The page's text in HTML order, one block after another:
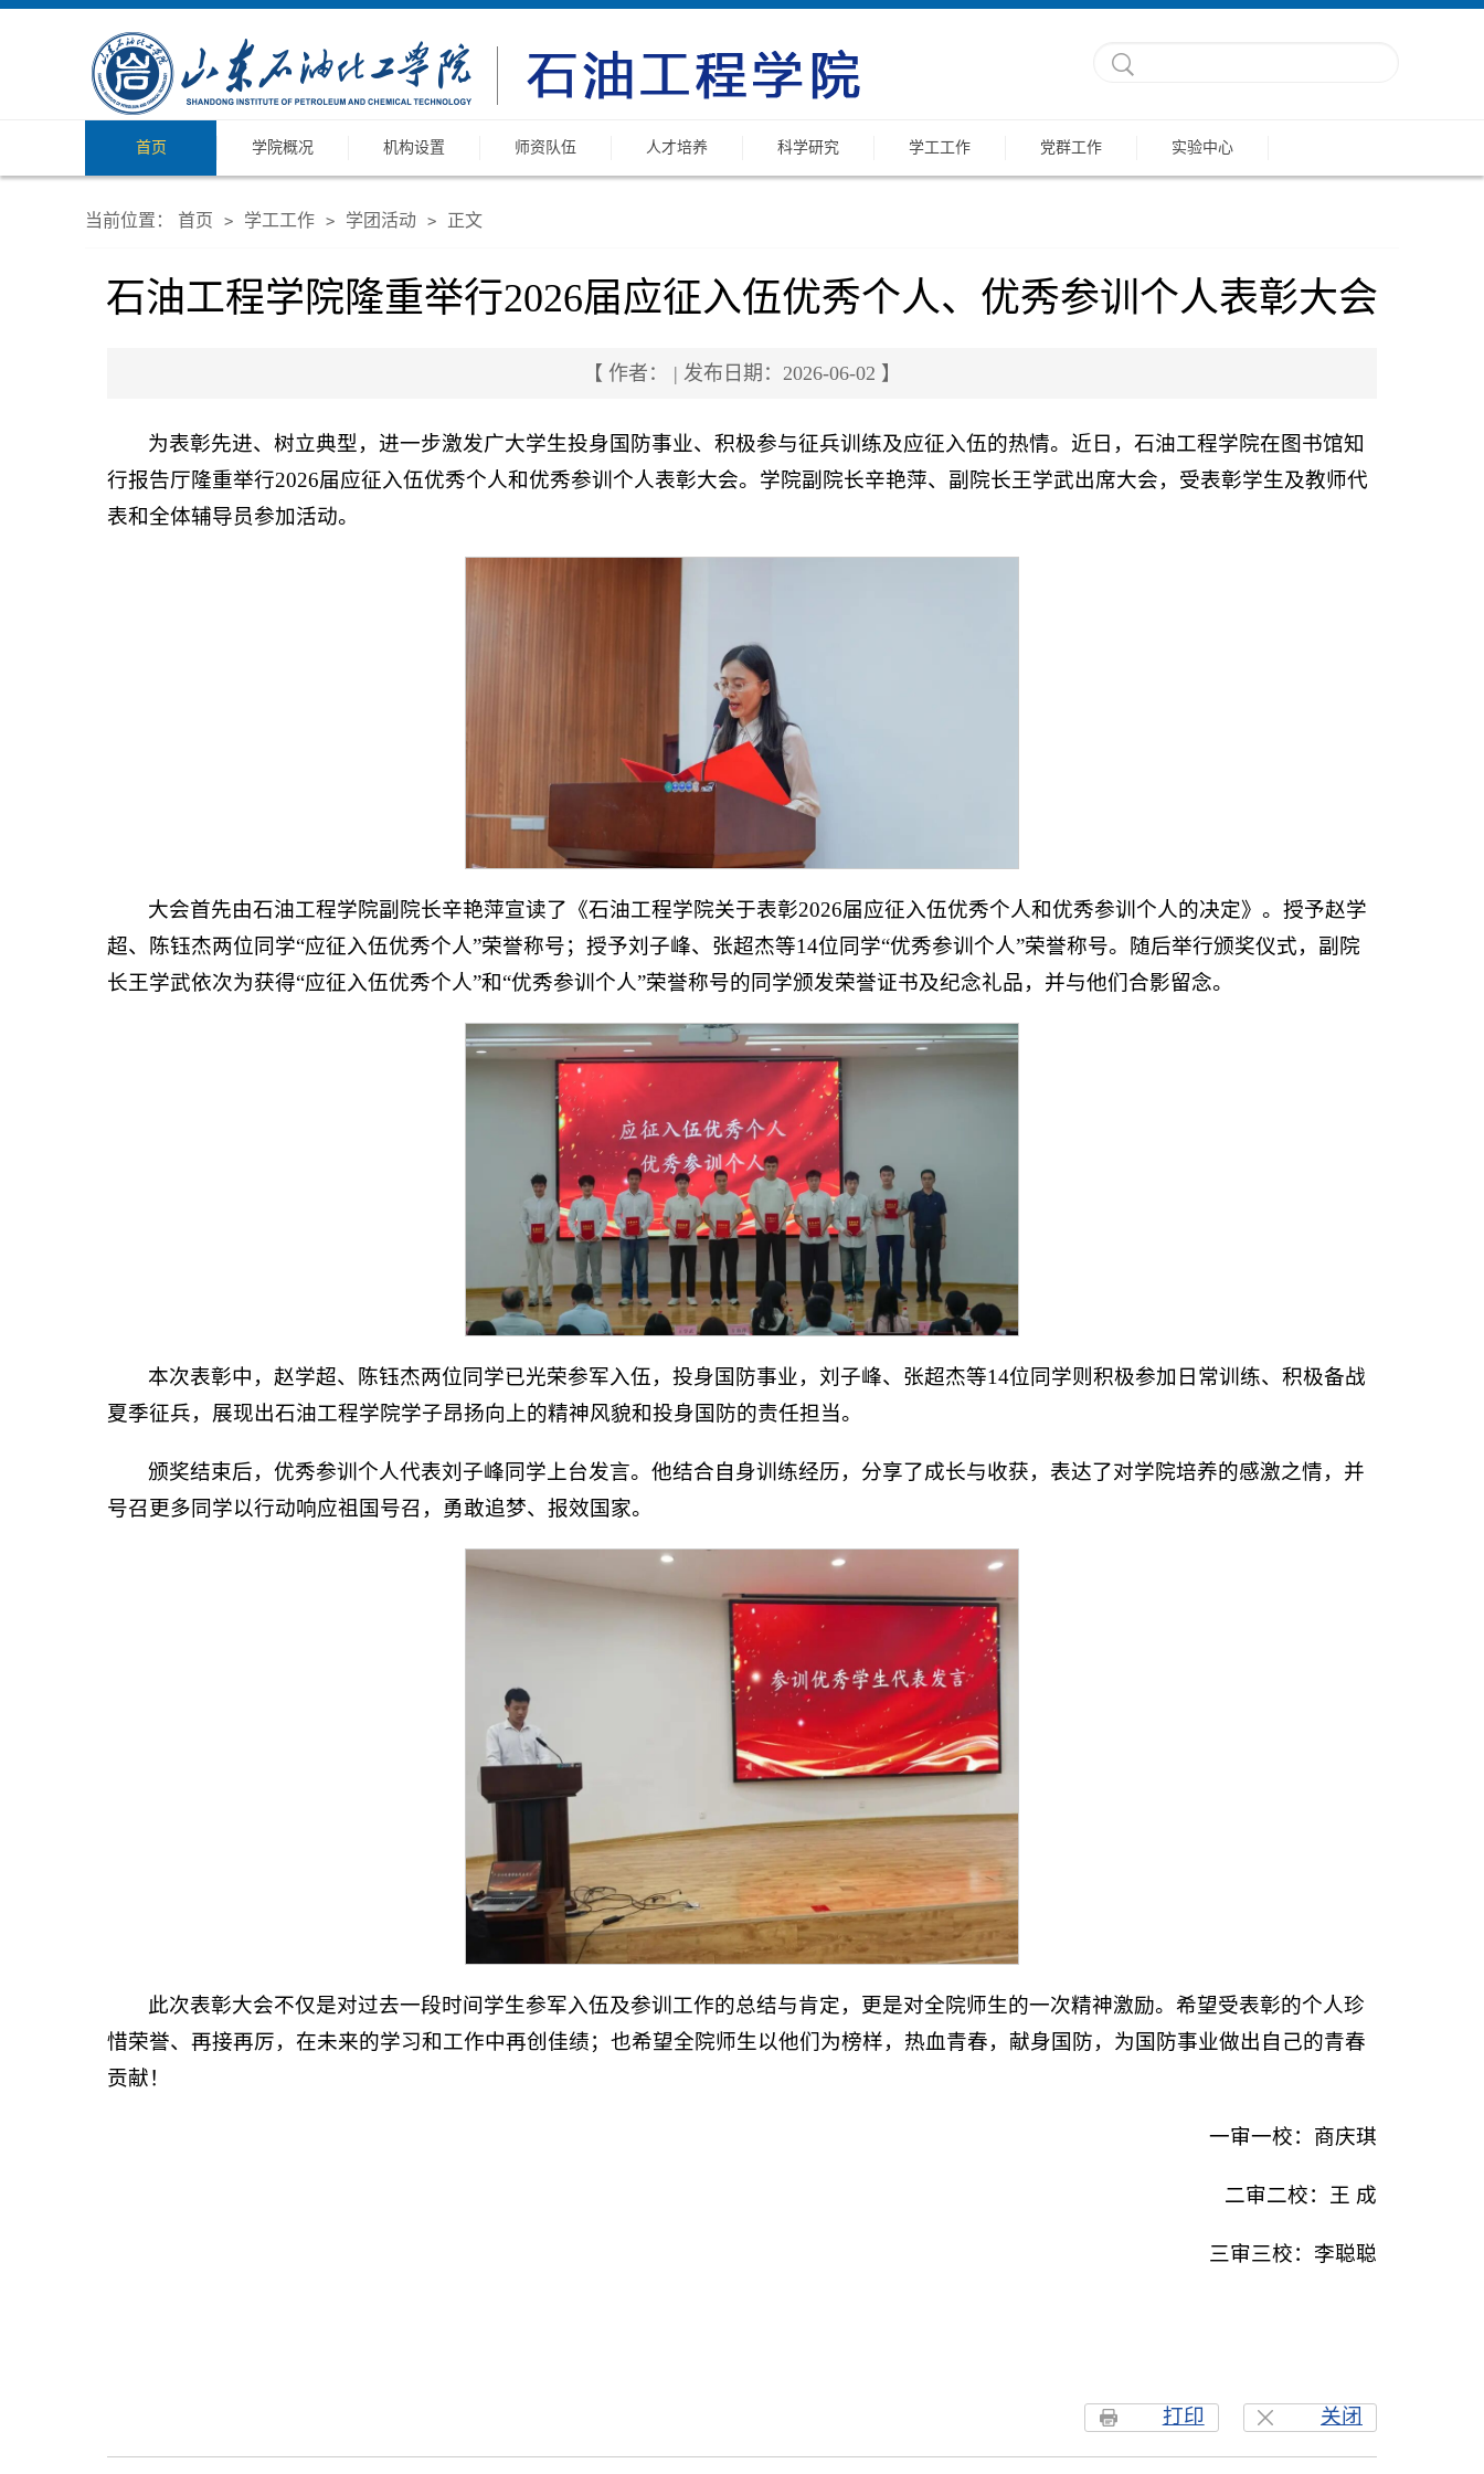
首页 学院概况 机构设置 师资队伍 人才培养 科学研究 学工工作 党群工作 实验中心
当前位置： 首页 > 学工工作 > 学团活动 > 正文
石油工程学院隆重举行2026届应征入伍优秀个人、优秀参训个人表彰大会
【 作者： | 发布日期：2026-06-02 】
为表彰先进、树立典型，进一步激发广大学生投身国防事业、积极参与征兵训练及应征入伍的热情。近日，石油工程学院在图书馆知
行报告厅隆重举行2026届应征入伍优秀个人和优秀参训个人表彰大会。学院副院长辛艳萍、副院长王学武出席大会，受表彰学生及教师代
表和全体辅导员参加活动。
大会首先由石油工程学院副院长辛艳萍宣读了《石油工程学院关于表彰2026届应征入伍优秀个人和优秀参训个人的决定》。授予赵学
超、陈钰杰两位同学“应征入伍优秀个人”荣誉称号；授予刘子峰、张超杰等14位同学“优秀参训个人”荣誉称号。随后举行颁奖仪式，副院
长王学武依次为获得“应征入伍优秀个人”和“优秀参训个人”荣誉称号的同学颁发荣誉证书及纪念礼品，并与他们合影留念。
本次表彰中，赵学超、陈钰杰两位同学已光荣参军入伍，投身国防事业，刘子峰、张超杰等14位同学则积极参加日常训练、积极备战
夏季征兵，展现出石油工程学院学子昂扬向上的精神风貌和投身国防的责任担当。
颁奖结束后，优秀参训个人代表刘子峰同学上台发言。他结合自身训练经历，分享了成长与收获，表达了对学院培养的感激之情，并
号召更多同学以行动响应祖国号召，勇敢追梦、报效国家。
此次表彰大会不仅是对过去一段时间学生参军入伍及参训工作的总结与肯定，更是对全院师生的一次精神激励。希望受表彰的个人珍
惜荣誉、再接再厉，在未来的学习和工作中再创佳绩；也希望全院师生以他们为榜样，热血青春，献身国防，为国防事业做出自己的青春
贡献！
一审一校：商庆琪
二审二校：王 成
三审三校：李聪聪
关闭
打印